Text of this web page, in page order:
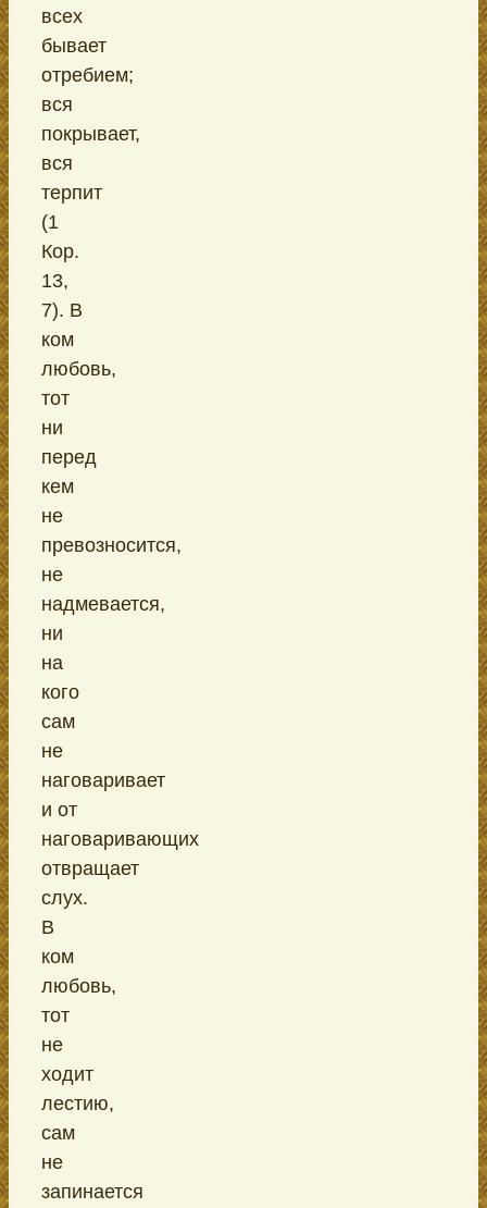
всех
бывает
отребием;
вся
покрывает,
вся
терпит
(1
Кор.
13,
7). В
ком
любовь,
тот
ни
перед
кем
не
превозносится,
не
надмевается,
ни
на
кого
сам
не
наговаривает
и от
наговаривающих
отвращает
слух.
В
ком
любовь,
тот
не
ходит
лестию,
сам
не
запинается